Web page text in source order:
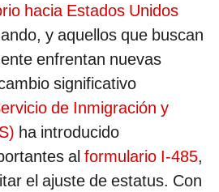
hacia Estados Unidos
y aquellos que buscan
enfrentan nuevas
significativo
de Inmigración y
ha introducido
al formulario I-485,
el ajuste de estatus. Con